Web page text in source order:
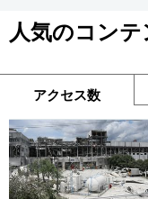
人気のコンテ
アクセス数